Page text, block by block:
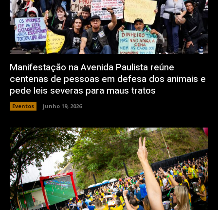
Manifestação na Avenida Paulista reúne
centenas de pessoas em defesa dos animais e
pede leis severas para maus tratos
Eventos junho 19, 2026